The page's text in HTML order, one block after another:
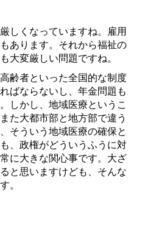
しくなっていますね。雇用
あります。それから福祉の
大変厳しい問題ですね。
齢者といった全国的な制度
ばならないし、年金問題も
しかし、地域医療というこ
た大都市部と地方部で違う
そういう地域医療の確保と
、政権がどういうふうに対
に大きな関心事です。大ざ
と思いますけども、そんな
。